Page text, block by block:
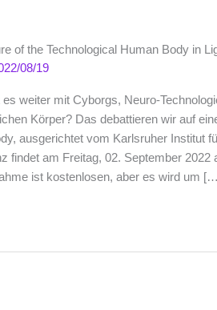
of the Technological Human Body in
08/19
es weiter mit Cyborgs, Neuro-
Körper? Das debattieren wir auf
ausgerichtet vom Karlsruher Institut
findet am Freitag, 02. September
ist kostenlosen, aber es wird um